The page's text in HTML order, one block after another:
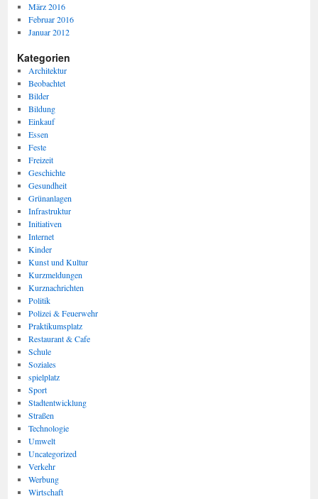
März 2016
Februar 2016
Januar 2012
Kategorien
Architektur
Beobachtet
Bilder
Bildung
Einkauf
Essen
Feste
Freizeit
Geschichte
Gesundheit
Grünanlagen
Infrastruktur
Initiativen
Internet
Kinder
Kunst und Kultur
Kurzmeldungen
Kurznachrichten
Politik
Polizei & Feuerwehr
Praktikumsplatz
Restaurant & Cafe
Schule
Soziales
spielplatz
Sport
Stadtentwicklung
Straßen
Technologie
Umwelt
Uncategorized
Verkehr
Werbung
Wirtschaft